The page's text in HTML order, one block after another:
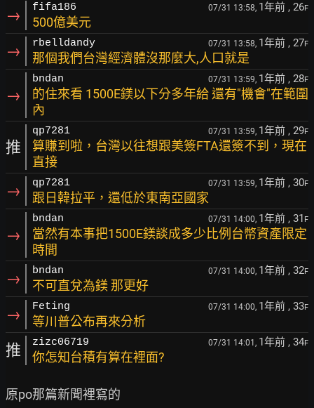
→ fifa186 07/31 13:58, 1年前 , 26F
500億美元
→ rbelldandy 07/31 13:58, 1年前 , 27F
那個我們台灣經濟體沒那麼大,人口就是
→
bndan 07/31 13:59, 1年前 , 28F
的住來看 1500E鎂以下分多年給 還有"機會"在範圍
內
推
qp7281 07/31 13:59, 1年前 , 29F
算賺到啦，台灣以往想跟美簽FTA還簽不到，現在
直接
→ qp7281 07/31 13:59, 1年前 , 30F
跟日韓拉平，還低於東南亞國家
→
bndan 07/31 14:00, 1年前 , 31 F
當然有本事把1500E鎂談成多少比例台幣資產限定
時間
→ bndan 07/31 14:00, 1年前 , 32F
不可直兌為鎂 那更好
→ Feting 07/31 14:00, 1年前 , 33F
等川普公布再來分析
推 zizc06719 07/31 14:01, 1年前 , 34F
你怎知台積有算在裡面?